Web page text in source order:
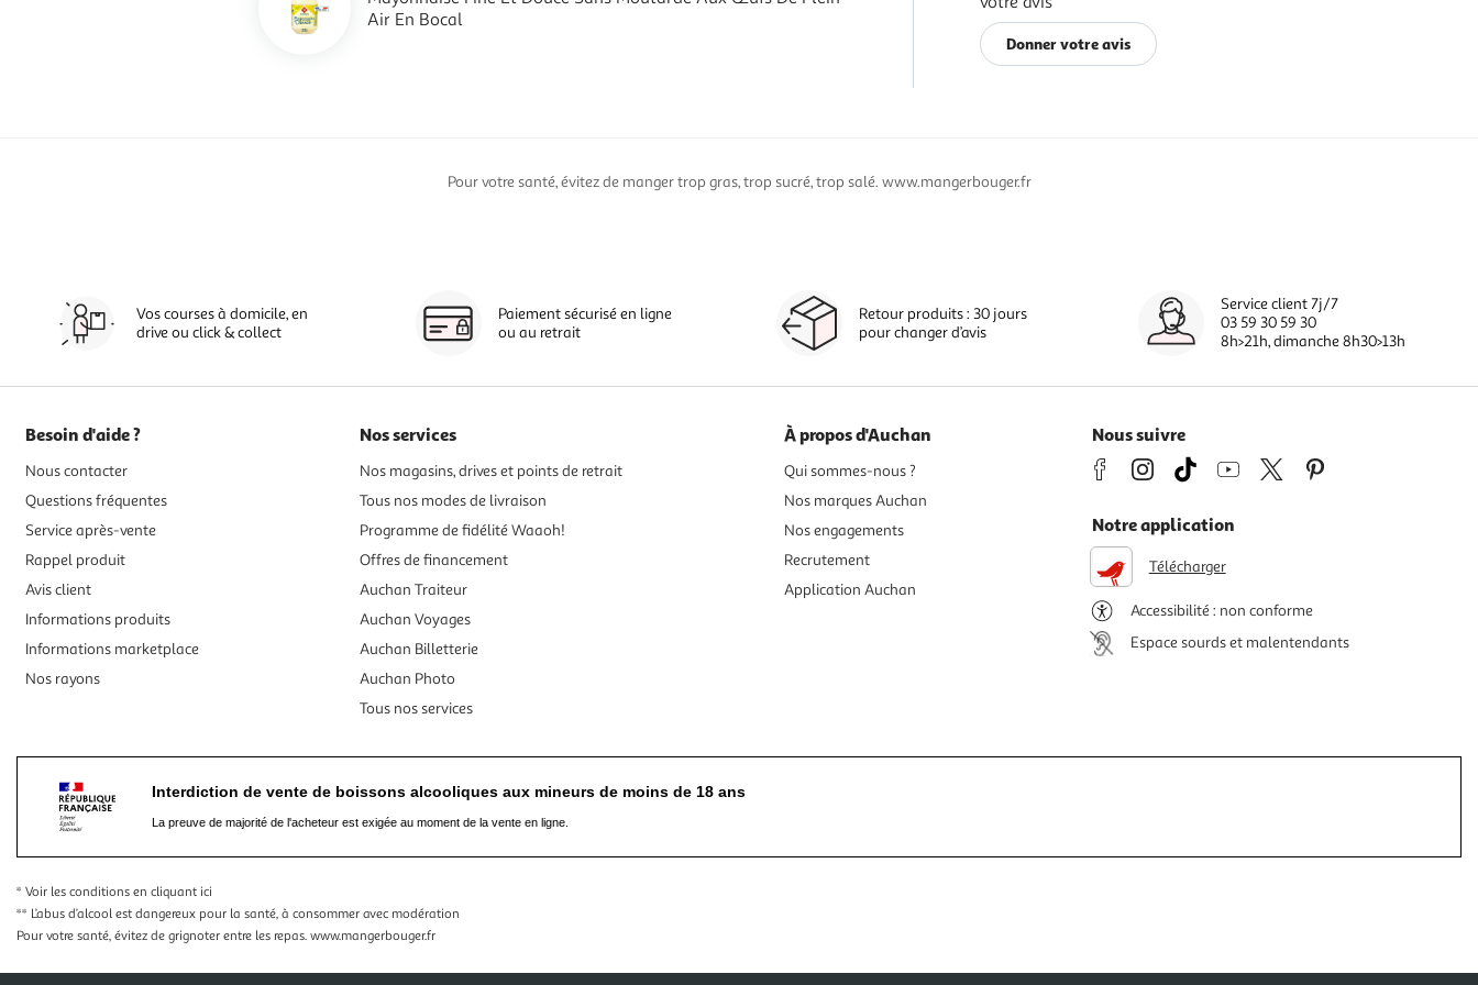
Air En Bocal
Donner votre avis
Pour votre santé, évitez de manger trop gras, trop sucré, trop salé. www.mangerbouger.fr
Vos courses à domicile, en
drive ou click & collect
Paiement sécurisé en ligne
ou au retrait
Retour produits : 30 jours
pour changer d’avis
Service client 7j/7
03 59 30 59 30
8h>21h, dimanche 8h30>13h
Besoin d'aide ?
Nous contacter
Questions fréquentes
Service après-vente
Rappel produit
Avis client
Informations produits
Informations marketplace
Nos rayons
Nos services
Nos magasins, drives et points de retrait
Tous nos modes de livraison
Programme de fidélité Waaoh!
Offres de financement
Auchan Traiteur
Auchan Voyages
Auchan Billetterie
Auchan Photo
Tous nos services
À propos d'Auchan
Qui sommes-nous ?
Nos marques Auchan
Nos engagements
Recrutement
Application Auchan
Nous suivre
Notre application
Télécharger
Accessibilité : non conforme
Espace sourds et malentendants
Interdiction de vente de boissons alcooliques aux mineurs de moins de 18 ans
La preuve de majorité de l'acheteur est exigée au moment de la vente en ligne.
* Voir les conditions en cliquant ici
** L’abus d’alcool est dangereux pour la santé, à consommer avec modération
Pour votre santé, évitez de grignoter entre les repas. www.mangerbouger.fr